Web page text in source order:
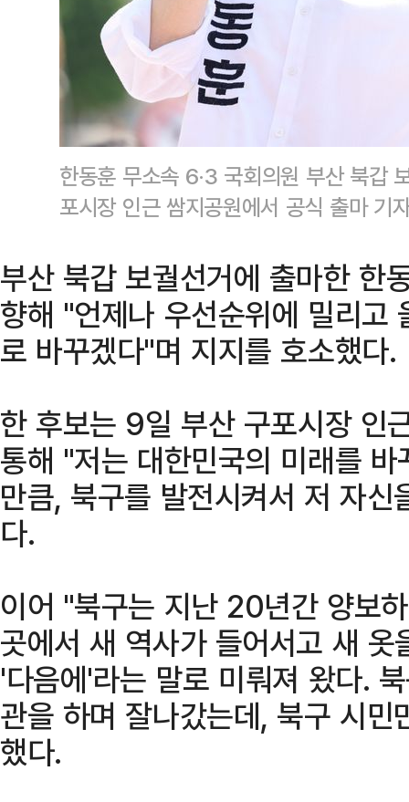
한동훈 무소속 6·3 국회의원 부산 북갑
포시장 인근 쌈지공원에서 공식 출마
부산 북갑 보궐선거에 출마한 한
향해 "언제나 우선순위에 밀리고
로 바꾸겠다"며 지지를 호소했다.
한 후보는 9일 부산 구포시장 인
통해 "저는 대한민국의 미래를
만큼, 북구를 발전시켜서 저 자
다.
이어 "북구는 지난 20년간 양보
곳에서 새 역사가 들어서고 새
'다음에'라는 말로 미뤄져 왔다.
관을 하며 잘나갔는데, 북구 시
했다.